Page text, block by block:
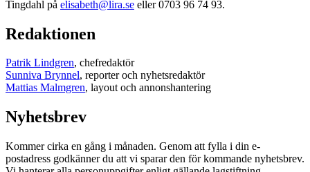
Tingdahl på elisabeth@lira.se eller 0703 96 74 93.
Redaktionen
Patrik Lindgren, chefredaktör
Sunniva Brynnel, reporter och nyhetsredaktör
Mattias Malmgren, layout och annonshantering
Nyhetsbrev
Kommer cirka en gång i månaden. Genom att fylla i din e-
postadress godkänner du att vi sparar den för kommande nyhetsbrev.